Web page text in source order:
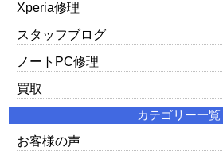
Xperia修理
スタッフブログ
ノートPC修理
買取
カテゴリー一覧
お客様の声